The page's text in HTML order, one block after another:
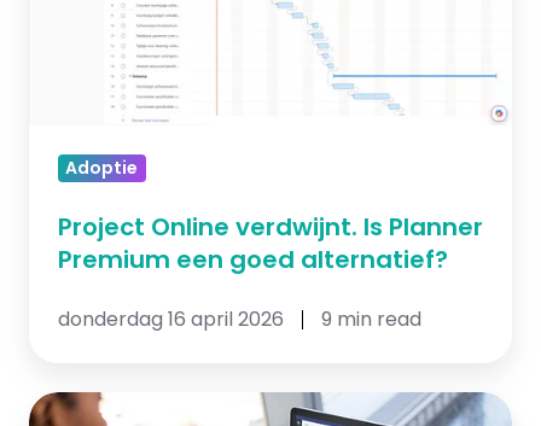
Premium
alternatief?
Adoptie
Project Online verdwijnt. Is Planner
Premium een goed alternatief?
donderdag 16 april 2026 9 min read
Is